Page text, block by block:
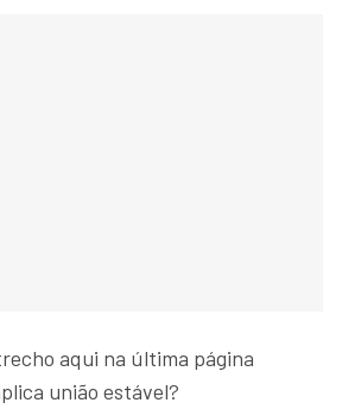
aqui na última página
união estável?